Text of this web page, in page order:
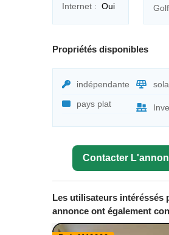
Internet : Oui
Propriétés disponibles
indépendante
pays plat
Contacter
Les utilisateurs intéréssés
annonce ont également